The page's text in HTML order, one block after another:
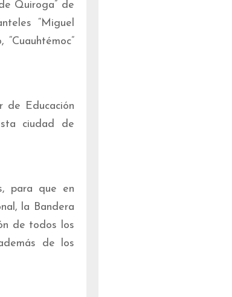
Quiroga” de
“Miguel
de Educación
ciudad de
para que en
la Bandera
de todos los
de los